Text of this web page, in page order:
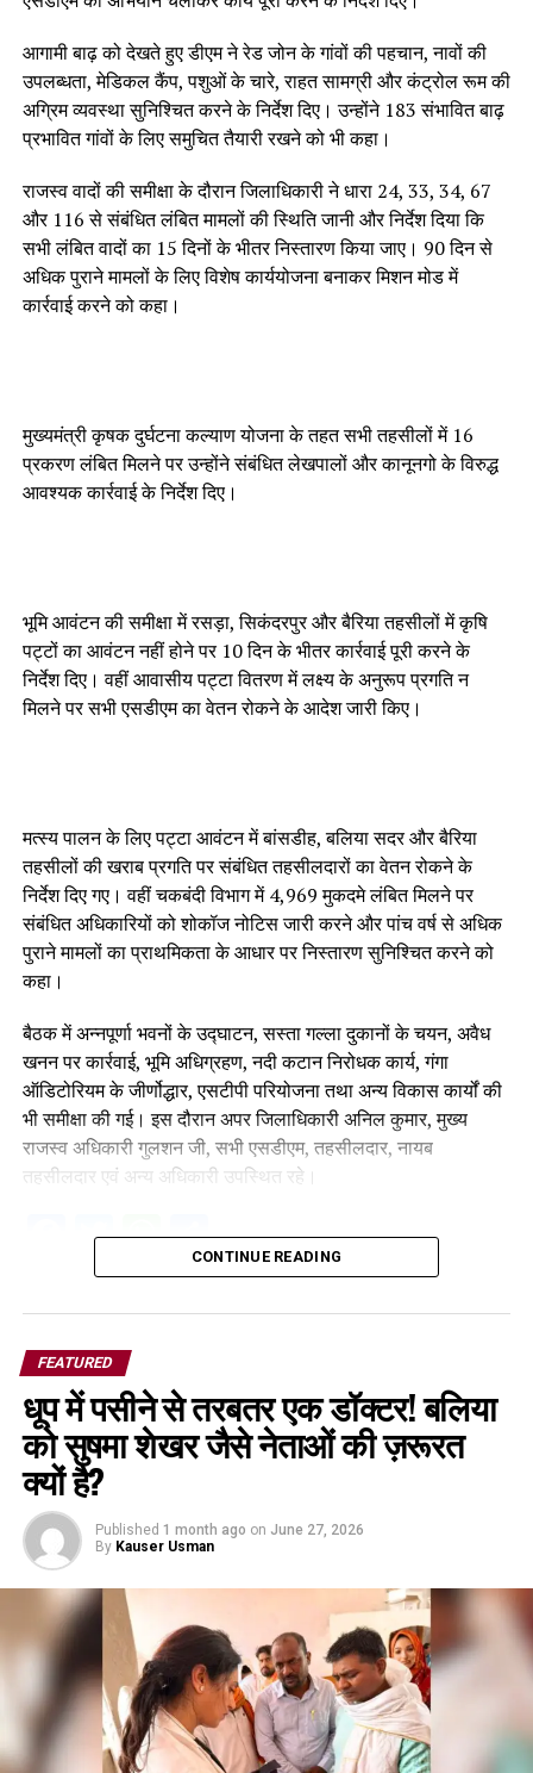
आगामी बाढ़ को देखते हुए डीएम ने रेड जोन के गांवों की पहचान, नावों की
उपलब्धता, मेडिकल कैंप, पशुओं के चारे, राहत सामग्री और कंट्रोल रूम की
अग्रिम व्यवस्था सुनिश्चित करने के निर्देश दिए। उन्होंने 183 संभावित बाढ़
प्रभावित गांवों के लिए समुचित तैयारी रखने को भी कहा।
राजस्व वादों की समीक्षा के दौरान जिलाधिकारी ने धारा 24, 33, 34, 67
और 116 से संबंधित लंबित मामलों की स्थिति जानी और निर्देश दिया कि
सभी लंबित वादों का 15 दिनों के भीतर निस्तारण किया जाए। 90 दिन से
अधिक पुराने मामलों के लिए विशेष कार्ययोजना बनाकर मिशन मोड में
कार्रवाई करने को कहा।
मुख्यमंत्री कृषक दुर्घटना कल्याण योजना के तहत सभी तहसीलों में 16
प्रकरण लंबित मिलने पर उन्होंने संबंधित लेखपालों और कानूनगो के विरुद्ध
आवश्यक कार्रवाई के निर्देश दिए।
भूमि आवंटन की समीक्षा में रसड़ा, सिकंदरपुर और बैरिया तहसीलों में कृषि
पट्टों का आवंटन नहीं होने पर 10 दिन के भीतर कार्रवाई पूरी करने के
निर्देश दिए। वहीं आवासीय पट्टा वितरण में लक्ष्य के अनुरूप प्रगति न
मिलने पर सभी एसडीएम का वेतन रोकने के आदेश जारी किए।
मत्स्य पालन के लिए पट्टा आवंटन में बांसडीह, बलिया सदर और बैरिया
तहसीलों की खराब प्रगति पर संबंधित तहसीलदारों का वेतन रोकने के
निर्देश दिए गए। वहीं चकबंदी विभाग में 4,969 मुकदमे लंबित मिलने पर
संबंधित अधिकारियों को शोकॉज नोटिस जारी करने और पांच वर्ष से अधिक
पुराने मामलों का प्राथमिकता के आधार पर निस्तारण सुनिश्चित करने को
कहा।
बैठक में अन्नपूर्णा भवनों के उद्घाटन, सस्ता गल्ला दुकानों के चयन, अवैध
खनन पर कार्रवाई, भूमि अधिग्रहण, नदी कटान निरोधक कार्य, गंगा
ऑडिटोरियम के जीर्णोद्धार, एसटीपी परियोजना तथा अन्य विकास कार्यों की
भी समीक्षा की गई। इस दौरान अपर जिलाधिकारी अनिल कुमार, मुख्य
राजस्व अधिकारी गुलशन जी, सभी एसडीएम, तहसीलदार, नायब
तहसीलदार एवं अन्य अधिकारी उपस्थित रहे।
Facebook
Twitter
WhatsApp
Share
CONTINUE READING
FEATURED
धूप में पसीने से तरबतर एक डॉक्टर! बलिया
को सुषमा शेखर जैसे नेताओं की ज़रूरत
क्यों है?
Published 1 month ago on June 27, 2026
By Kauser Usman